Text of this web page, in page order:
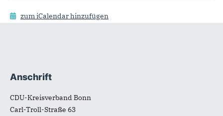
zum iCalendar hinzufügen
Fußbereich
Anschrift
CDU-Kreisverband Bonn
Carl-Troll-Straße 63